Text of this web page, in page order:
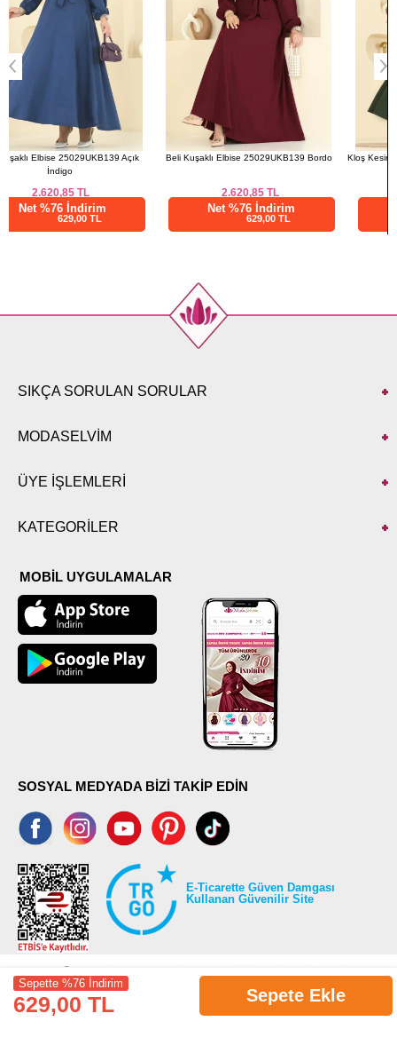
Sepette %76 İndirim
629,00 TL Sepete Ekle
Beli Kuşaklı Elbise 25029UKB139 Bordo
2.620,85
Net %76 İndirim
Kloş Kesim Dabıl Elbise 24034UKB139 Haki
2.979,20
Net %76 İndirim
SIKÇA SORULAN SORULAR
MODASELVİM
ÜYE İŞLEMLERİ
KATEGORİLER
MOBİL UYGULAMALAR
SOSYAL MEDYADA BİZİ TAKİP EDİN
E-Ticarette Güven Damgası
Kullanan Güvenilir Site
©2026 Tüm modaselvim.com hakları saklıdır.